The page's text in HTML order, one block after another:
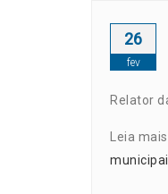
26
fev
Relator
Leia